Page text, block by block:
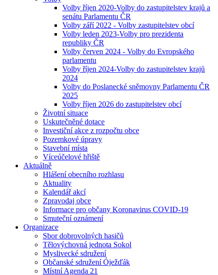
Volby říjen 2020-Volby do zastupitelstev krajů a
senátu Parlamentu ČR
Volby září 2022 - Volby zastupitelstev obcí
Volby leden 2023-Volby pro prezidenta
republiky ČR
Volby červen 2024 - Volby do Evropského
parlamentu
Volby říjen 2024-Volby do zastupitelstev krajů
2024
Volby do Poslanecké sněmovny Parlamentu ČR
2025
Volby říjen 2026 do zastupitelstev obcí
Životní situace
Uskutečněné dotace
Investiční akce z rozpočtu obce
Pozemkové úpravy
Stavební místa
Víceúčelové hřiště
Aktuálně
Hlášení obecního rozhlasu
Aktuality
Kalendář akcí
Zpravodaj obce
Informace pro občany Koronavirus COVID-19
Smuteční oznámení
Organizace
Sbor dobrovolných hasičů
Tělovýchovná jednota Sokol
Myslivecké sdružení
Občanské sdružení Óježďák
Místní Agenda 21